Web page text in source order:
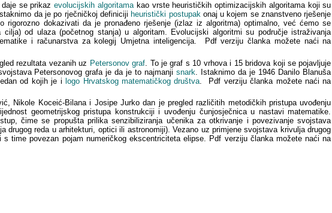
daje se prikazevolucijskih algoritamakao vrste heurističkih optimizacijskih algoritama koji su
da je po rječničkoj definiciji heuristički postupakonaj u kojem se znanstveno rješenje
dokazivati da je pronađeno rješenje (izlaz iz algoritma) optimalno, već ćemo se
od ulaza (početnog stanja) u algoritam. Evolucijski algoritmi su područje istraživanja
i računarstva za kolegij Umjetna inteligencija. Pdf verziju članka možete naći na
rezultata vezanih uz Petersonov graf . To je graf s 10 vrhova i 15 bridova koji se pojavljuje
Petersonovog grafa je da je to najmanjisnark . Istaknimo da je 1946 Danilo Blanuša
od kojih je ilogo Hrvatskog matematičkog društva . Pdf verziju članka možete naći na
Nikole Koceić-Bilana i Josipe Jurko dan je pregled različitih metodičkih pristupa uvođenju
geometrijskog pristupa konstrukciji i uvođenju čunjosječnica u nastavi matematike.
čime se propušta prilika senzibiliziranja učenika za otkrivanje i povezivanje svojstava
reda u arhitekturi, optici ili astronomiji). Vezano uz primjene svojstava krivulja drugog
time povezan pojam numeričkog ekscentriciteta elipse. Pdf verziju članka možete naći na